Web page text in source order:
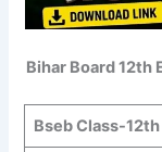
Bihar Board 12th
Bseb Class-12th